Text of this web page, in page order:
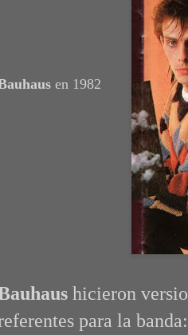
en 1982
hicieron
para la banda: